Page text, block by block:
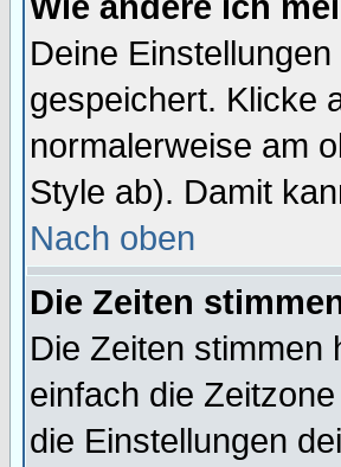
Deine
gespeichert. Klicke
normalerweise am
Style ab). Damit
Nach oben
Die Zeiten
Die Zeiten stimmen
einfach die
die Einstellungen